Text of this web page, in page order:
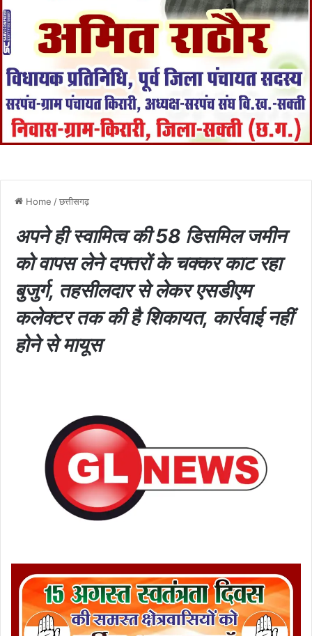
Home /छत्तीसगढ़
अपने ही स्वामित्व की 58 डिसमिल जमीन
को वापस लेने दफ्तरों के चक्कर काट रहा
बुजुर्ग, तहसीलदार से लेकर एसडीएम
कलेक्टर तक की है शिकायत, कार्रवाई नहीं
होने से मायूस